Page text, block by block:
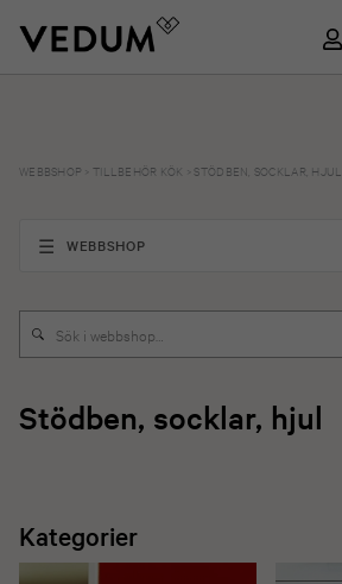
WEBBSHOP >TILLBEHÖR KÖK STÖDBEN, SOCKLAR, HJUL
WEBBSHOP
Stödben, socklar, hjul
Kategorier